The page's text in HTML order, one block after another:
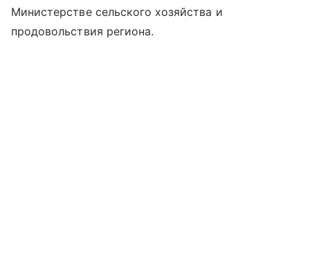
Министерстве сельского хозяйства и
продовольствия региона.